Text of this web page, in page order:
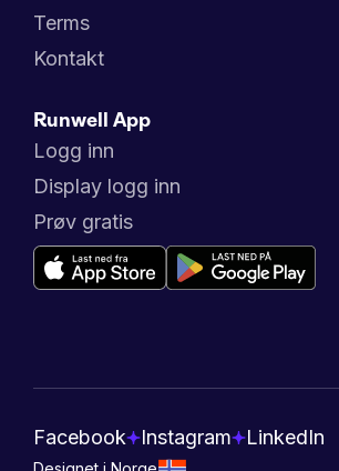
Terms
Kontakt
Runwell App
Logg inn
Display logg inn
Prøv gratis
Facebook Instagram LinkedIn